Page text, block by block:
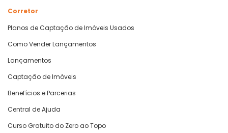
Corretor
Planos de Captação de Imóveis Usados
Como Vender Lançamentos
Lançamentos
Captação de Imóveis
Benefícios e Parcerias
Central de Ajuda
Curso Gratuito do Zero ao Topo